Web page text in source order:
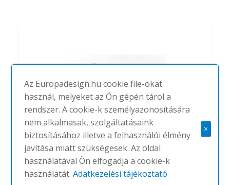
Buzzitripl Cockpit
BUZZISPACE
Az Europadesign.hu cookie file-okat
használ, melyeket az Ön gépén tárol a
rendszer. A cookie-k személyazonosítására
nem alkalmasak, szolgáltatásaink
biztosításához illetve a felhasználói élmény
javítása miatt szükségesek. Az oldal
használatával Ön elfogadja a cookie-k
használatát.Adatkezelési tájékoztató
×